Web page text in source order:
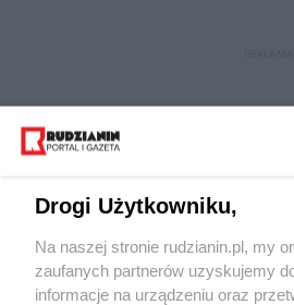
Wydawca mediów lokalnych
Drogi Użytkowniku,
Na naszej stronie rudzianin.pl, my
zaufanych partnerów uzyskujemy
informacje na urządzeniu oraz